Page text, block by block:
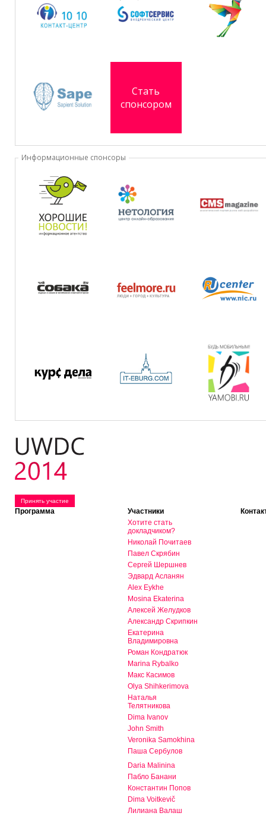
Стать
спонсором
Информационные cпонсоры
Принять участие
Программа
Участники
Хотите стать
докладчиком?
Николай Почитаев
Павел Скрябин
Сергей Шершнев
Эдвард Асланян
Alex Eykhe
Mosina Ekaterina
Алексей Желудков
Александр Скрипкин
Екатерина
Владимировна
Роман Кондратюк
Marina Rybalko
Макс Касимов
Olya Shihkerimova
Наталья
Телятникова
Dima Ivanov
John Smith
Veronika Samokhina
Паша Сербулов
Daria Malinina
Пабло Банани
Константин Попов
Dima Voitkevič
Лилиана Валаш